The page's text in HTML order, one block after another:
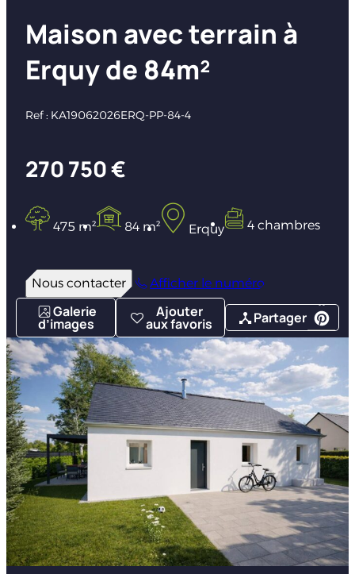
Maison avec terrain à
Erquy de 84m²
Ref : KA19062026ERQ-PP-84-4
270 750 €
475 m² 84 m² Erquy 4 chambres
Nous contacter Afficher le numéro
Galerie
d’images
Ajouter
aux favoris Partager